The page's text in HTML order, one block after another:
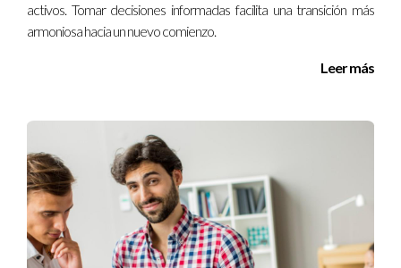
adquisición del precio de venta y considerando todos los
gastos asociados.
¿Puedo deducir gastos relacionados con la venta?
o reformas realizadas en la propiedad.
¿Qué pasa si vendo mi casa por menos de lo que
pagué?
Si vendes tu casa por menos dinero del que pagaste tendrás
una pérdida patrimonial que puede ser compensada con
activos. Tomar decisiones informadas facilita una transición más
armoniosa hacia un nuevo comienzo.
Leer más